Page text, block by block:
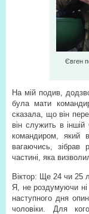
Євген
На мій подив,
була мати
сказала, що він
він служить в
командиром, який
вагаючись,
частині, яка
Віктор: Ще 24 чи 25
Я, не роздумуючи ні
наступного дня
чоловіки. Для